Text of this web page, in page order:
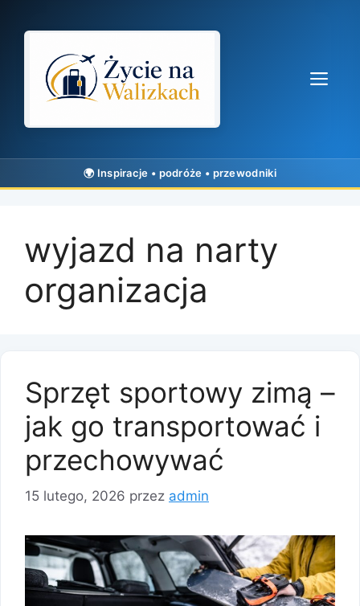
wyjazd na narty
organizacja
Sprzęt sportowy zimą –
jak go transportować i
przechowywać
15 lutego, 2026 przez admin